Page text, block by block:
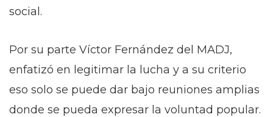
social.
Por su parte Víctor Fernández del MADJ,
enfatizó en legitimar la lucha y a su criterio
eso solo se puede dar bajo reuniones amplias
donde se pueda expresar la voluntad popular.